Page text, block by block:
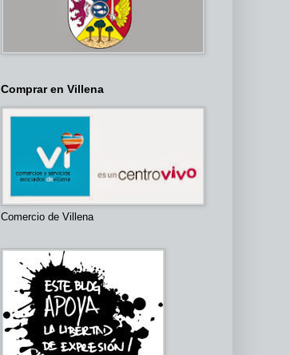
Comprar en Villena
Comercio de Villena